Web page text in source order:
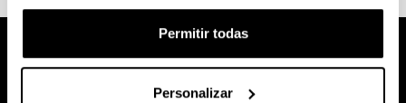
Permitir todas
Personalizar